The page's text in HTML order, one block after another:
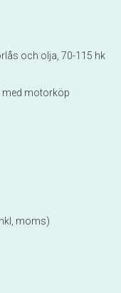
och olja, 70-115 hk
med motorköp
moms)